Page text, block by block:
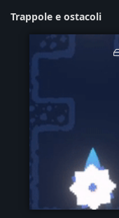
Trappole e ostacoli
trapsgif.gif